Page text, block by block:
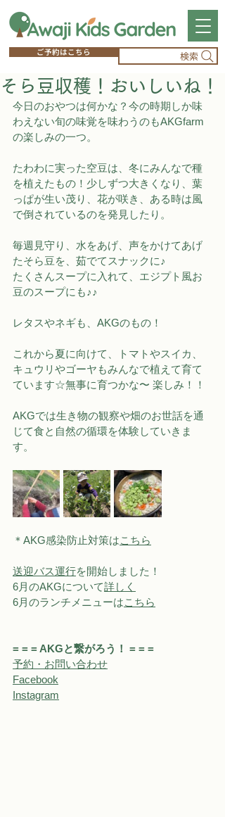
ご予約はこちら 検索
そら豆収穫！おいしいね！
今日のおやつは何かな？今の時期しか味
わえない旬の味覚を味わうのもAKGfarm
の楽しみの一つ。
たわわに実った空豆は、冬にみんなで種
を植えたもの！少しずつ大きくなり、葉
っぱが生い茂り、花が咲き、ある時は風
で倒されているのを発見したり。
毎週見守り、水をあげ、声をかけてあげ
たそら豆を、茹でてスナックに♪
たくさんスープに入れて、エジプト風お
豆のスープにも♪♪
レタスやネギも、AKGのもの！
これから夏に向けて、トマトやスイカ、
キュウリやゴーヤもみんなで植えて育て
ています☆無事に育つかな〜 楽しみ！！
AKGでは生き物の観察や畑のお世話を通
じて食と自然の循環を体験していきま
す。
＊AKG感染防止対策はこちら
送迎バス運行を開始しました！
6月のAKGについて詳しく
6月のランチメニューはこちら
= = = AKGと繋がろう！ = = =
予約・お問い合わせ
Facebook
Instagram